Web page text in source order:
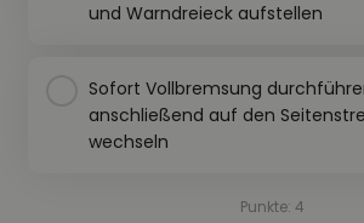
und Warndreieck aufstellen
Sofort Vollbremsung
anschließend auf den
wechseln
Punkte: 4